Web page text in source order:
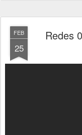
FEB
25
Redes